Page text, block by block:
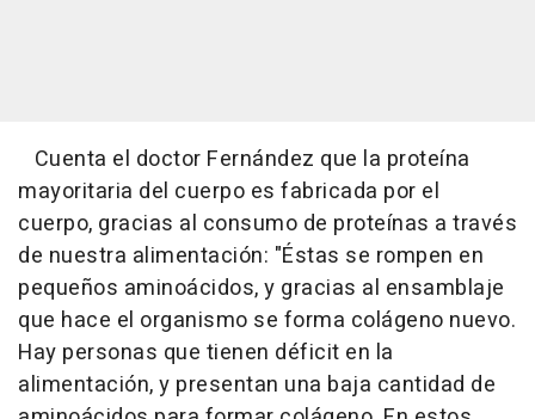
Cuenta el doctor Fernández que la proteína
mayoritaria del cuerpo es fabricada por el
cuerpo, gracias al consumo de proteínas a través
de nuestra alimentación: "Éstas se rompen en
pequeños aminoácidos, y gracias al ensamblaje
que hace el organismo se forma colágeno nuevo.
Hay personas que tienen déficit en la
alimentación, y presentan una baja cantidad de